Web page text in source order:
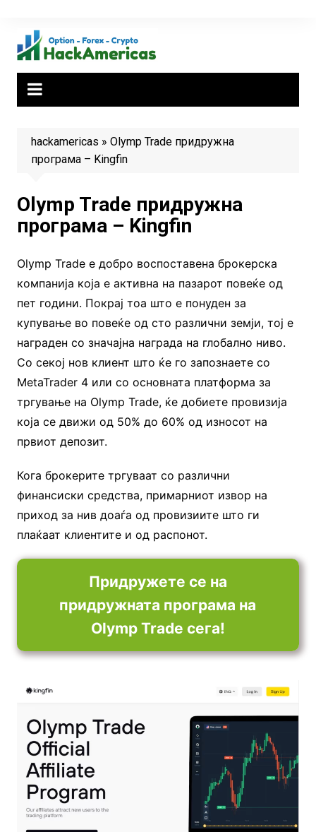
content
hackamericas » Olymp Trade придружна
програма – Kingfin
Olymp Trade придружна
програма – Kingfin
Olymp Trade е добро воспоставена брокерска
компанија која е активна на пазарот повеќе од
пет години. Покрај тоа што е понуден за
купување во повеќе од сто различни земји, тој е
награден со значајна награда на глобално ниво.
Со секој нов клиент што ќе го запознаете со
MetaTrader 4 или со основната платформа за
тргување на Olymp Trade, ќе добиете провизија
која се движи од 50% до 60% од износот на
првиот депозит.
Кога брокерите тргуваат со различни
финансиски средства, примарниот извор на
приход за нив доаѓа од провизиите што ги
плаќаат клиентите и од распонот.
Придружете се на
придружната програма на
Olymp Trade сега!